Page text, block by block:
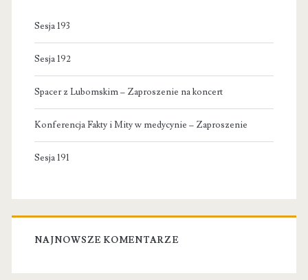
Sesja 193
Sesja 192
Spacer z Lubomskim – Zaproszenie na koncert
Konferencja Fakty i Mity w medycynie – Zaproszenie
Sesja 191
NAJNOWSZE KOMENTARZE